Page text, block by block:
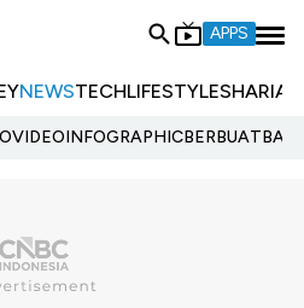
APPS
NEWSTECHLIFESTYLESHARIA
VIDEOINFOGRAPHIC